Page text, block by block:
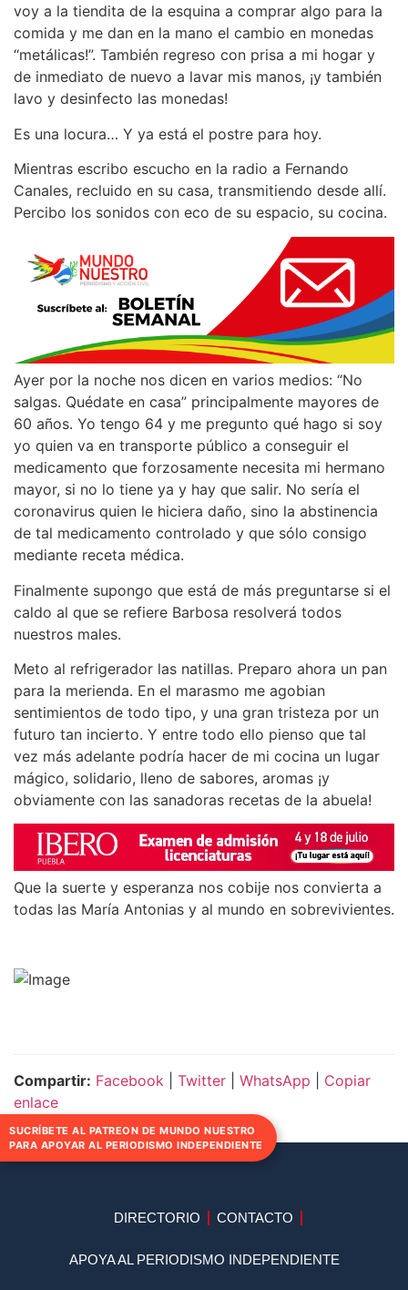
voy a la tiendita de la esquina a comprar algo para la
comida y me dan en la mano el cambio en monedas
“metálicas!”. También regreso con prisa a mi hogar y
de inmediato de nuevo a lavar mis manos, ¡y también
lavo y desinfecto las monedas!
Es una locura… Y ya está el postre para hoy.
Mientras escribo escucho en la radio a Fernando
Canales, recluido en su casa, transmitiendo desde allí.
Percibo los sonidos con eco de su espacio, su cocina.
Ayer por la noche nos dicen en varios medios: “No
salgas. Quédate en casa” principalmente mayores de
60 años. Yo tengo 64 y me pregunto qué hago si soy
yo quien va en transporte público a conseguir el
medicamento que forzosamente necesita mi hermano
mayor, si no lo tiene ya y hay que salir. No sería el
coronavirus quien le hiciera daño, sino la abstinencia
de tal medicamento controlado y que sólo consigo
mediante receta médica.
Finalmente supongo que está de más preguntarse si el
caldo al que se refiere Barbosa resolverá todos
nuestros males.
Meto al refrigerador las natillas. Preparo ahora un pan
para la merienda. En el marasmo me agobian
sentimientos de todo tipo, y una gran tristeza por un
futuro tan incierto. Y entre todo ello pienso que tal
vez más adelante podría hacer de mi cocina un lugar
mágico, solidario, lleno de sabores, aromas ¡y
obviamente con las sanadoras recetas de la abuela!
Que la suerte y esperanza nos cobije nos convierta a
todas las María Antonias y al mundo en sobrevivientes.
Compartir: Facebook Twitter WhatsApp
Copiar
enlace
DIRECTORIO CONTACTO
APOYA AL PERIODISMO INDEPENDIENTE
SUCRÍBETE AL PATREON DE MUNDO NUESTRO
PARA APOYAR AL PERIODISMO INDEPENDIENTE